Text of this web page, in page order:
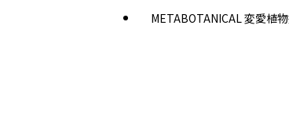
METABOTANICAL 変愛植